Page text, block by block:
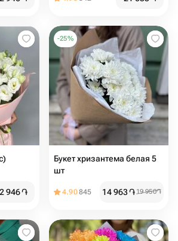
946֏
-25%
Букет хризантема белая 5
шт
4.90845 14 963֏19 950֏